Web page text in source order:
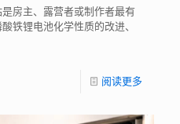
房主、露营者或制作者最有
铁锂电池化学性质的改进、
阅读更多